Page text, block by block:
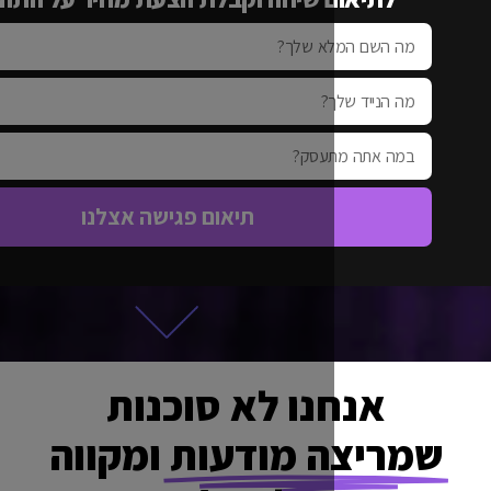
תיאום פגישה אצלנו
לא סוכנות
מודעותומקווה